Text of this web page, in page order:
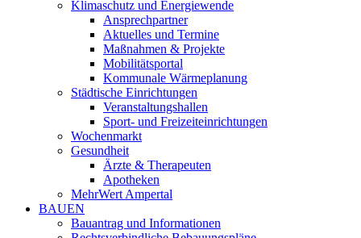
Klimaschutz und Energiewende
Ansprechpartner
Aktuelles und Termine
Maßnahmen & Projekte
Mobilitätsportal
Kommunale Wärmeplanung
Städtische Einrichtungen
Veranstaltungshallen
Sport- und Freizeiteinrichtungen
Wochenmarkt
Gesundheit
Ärzte & Therapeuten
Apotheken
MehrWert Ampertal
BAUEN
Bauantrag und Informationen